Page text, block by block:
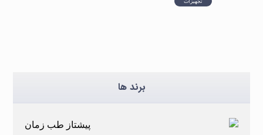
تجهیزات
برند ها